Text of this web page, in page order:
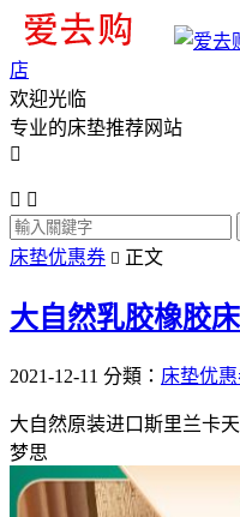
店
欢迎光临
专业的床垫推荐网站

 
床垫优惠券  正文
大自然乳胶橡胶
2021-12-11 分類： 床垫优
大自然原装进口斯里兰卡
梦思